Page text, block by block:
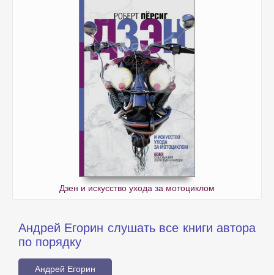
Дзен и искусство ухода за мотоциклом
Андрей Егорин слушать все книги автора
по порядку
Андрей Егорин